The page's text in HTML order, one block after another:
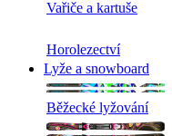
Vařiče a kartuše
Horolezectví
Lyže a snowboard
Běžecké lyžování